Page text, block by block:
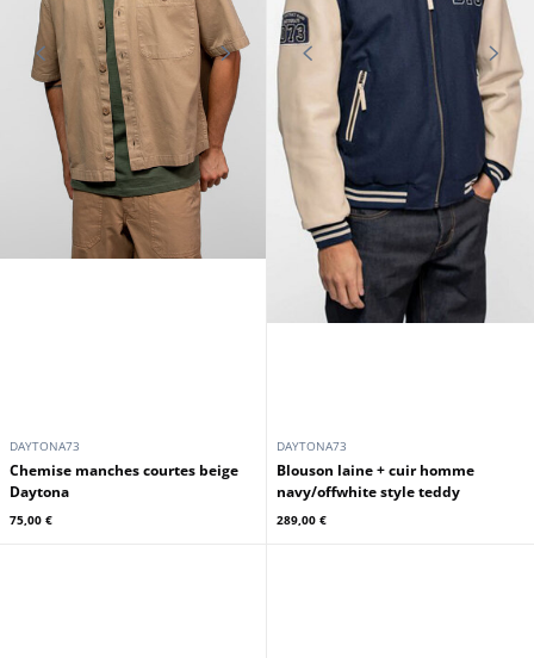
DAYTONA73
Chemise manches courtes beige
Daytona
75,00 €
DAYTONA73
Blouson laine + cuir homme
navy/offwhite style teddy
289,00 €